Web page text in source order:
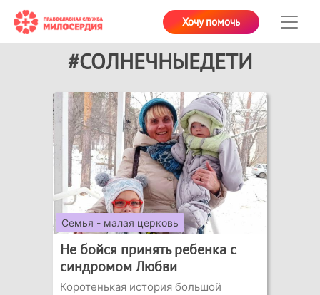
Хочу помочь
#СОЛНЕЧНЫЕДЕТИ
Семья - малая церковь
Не бойся принять ребенка с
синдромом Любви
Коротенькая история большой